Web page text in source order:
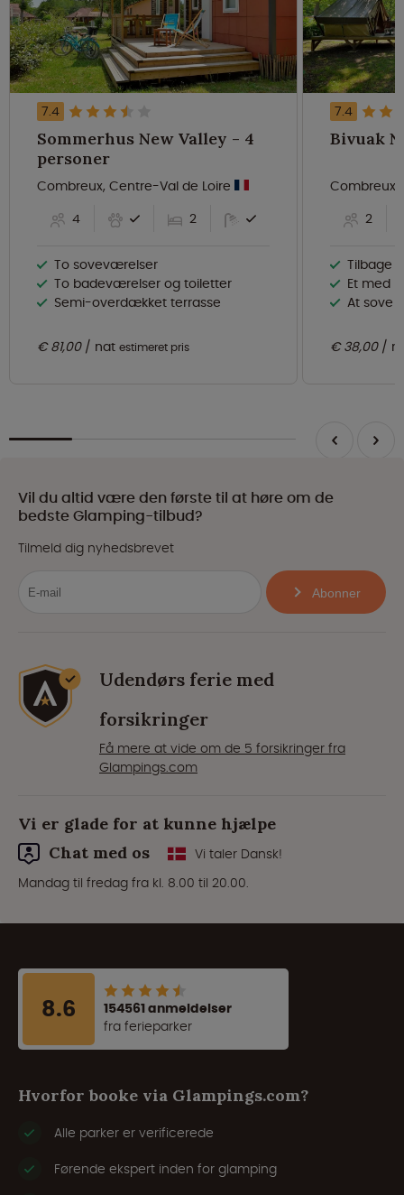
7.4
Sommerhus New Valley - 4
personer
Combreux, Centre-Val de Loire
4
2
To soveværelser
To badeværelser og toiletter
Semi-overdækket terrasse
€ 81,00 nat estimeret pris
7.4
2
Tilbage
Et med
At sove
€ 38,00
Vil du altid være den første til at høre om de
bedste Glamping-tilbud?
Tilmeld dig nyhedsbrevet
Abonner
Udendørs ferie med
forsikringer
Få mere at vide om de 5 forsikringer fra
Glampings.com
Vi er glade for at kunne hjælpe
Chat med os
Vi taler Dansk!
Mandag til fredag fra kl. 8.00 til 20.00.
8.6
154561 anmeldelser
fra ferieparker
Hvorfor booke via Glampings.com?
Alle parker er verificerede
Førende ekspert inden for glamping